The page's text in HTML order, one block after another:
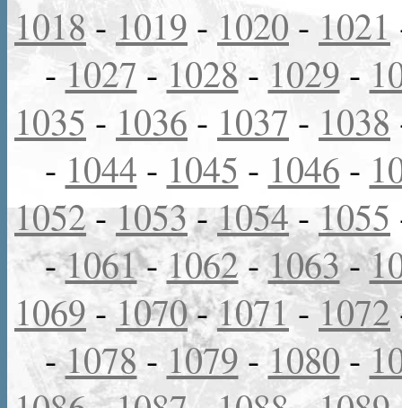
1018- 1019 - 1020 - 1021
- 1027 - 1028 - 1029 -
1035 - 1036 - 1037 - 1038
- 1044 - 1045 - 1046 -
1052-1053-1054-1055
-1061-1062-1063-
1069 - 1070-1071-1072
-1078 - 1079 - 1080 -